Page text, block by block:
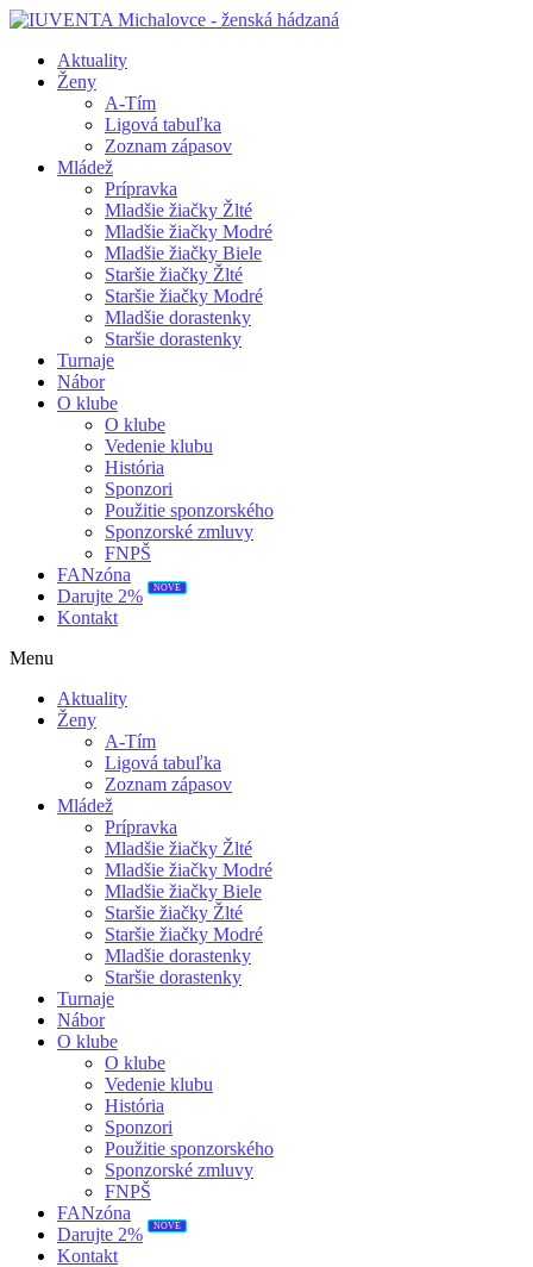
Aktuality
Ženy
A-Tím
Ligová tabuľka
Zoznam zápasov
Mládež
Prípravka
Mladšie žiačky Žlté
Mladšie žiačky Modré
Mladšie žiačky Biele
Staršie žiačky Žlté
Staršie žiačky Modré
Mladšie dorastenky
Staršie dorastenky
Turnaje
Nábor
O klube
O klube
Vedenie klubu
História
Sponzori
Použitie sponzorského
Sponzorské zmluvy
FNPŠ
FANzóna
Darujte 2%
NOVÉ
Kontakt
Menu
Aktuality
Ženy
A-Tím
Ligová tabuľka
Zoznam zápasov
Mládež
Prípravka
Mladšie žiačky Žlté
Mladšie žiačky Modré
Mladšie žiačky Biele
Staršie žiačky Žlté
Staršie žiačky Modré
Mladšie dorastenky
Staršie dorastenky
Turnaje
Nábor
O klube
O klube
Vedenie klubu
História
Sponzori
Použitie sponzorského
Sponzorské zmluvy
FNPŠ
FANzóna
Darujte 2%
NOVÉ
Kontakt